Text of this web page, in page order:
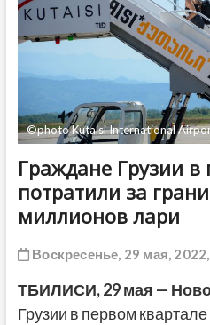
©photo Kutaisi International
Граждане Грузии
потратили за
миллионов лари
Воскресенье, 29 мая,
ТБИЛИСИ, 29 мая —
Грузии в первом